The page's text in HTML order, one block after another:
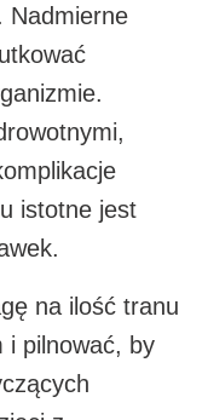
Nadmierne
istotne jest
na ilość tranu
i pilnować, by